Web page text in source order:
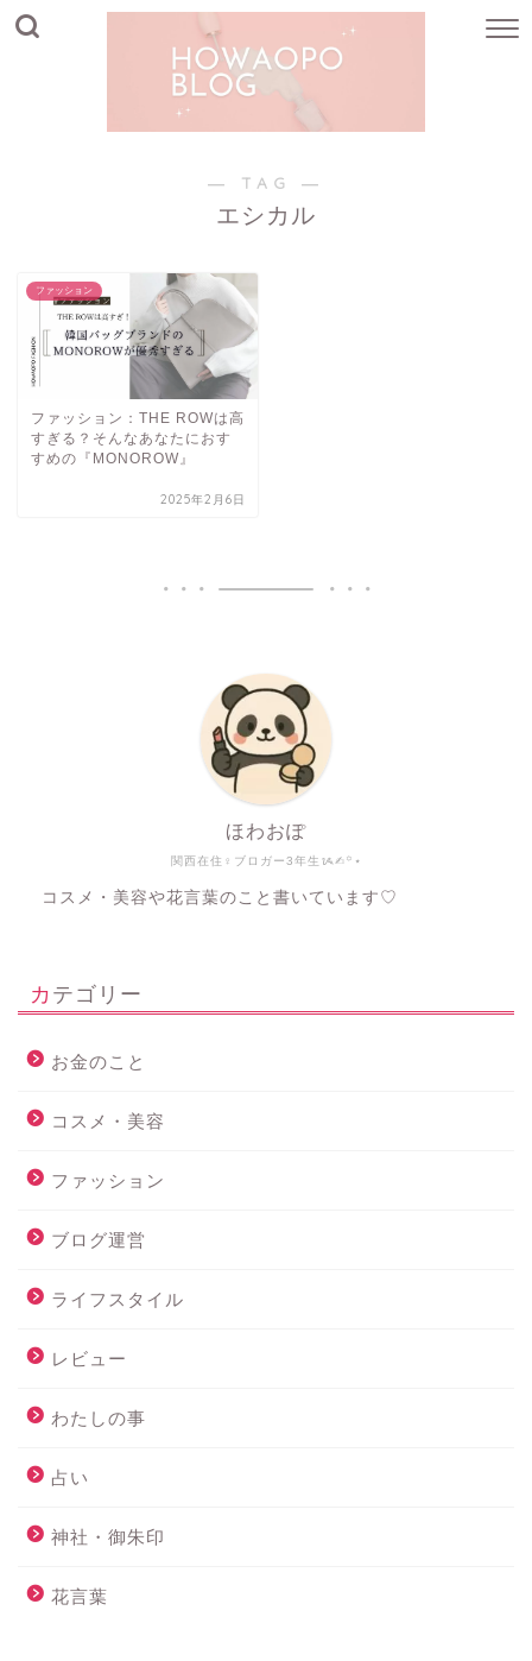
― TAG ―
エシカル
ファッション
ファッション：THE ROWは高
すぎる？そんなあなたにおす
すめの『MONOROW』
2025年2月6日
関西在住♀ブロガー3年生ᝰ✍︎꙳⋆
ほわおぽ
コスメ・美容や花言葉のこと書いています♡
カテゴリー
お金のこと
コスメ・美容
ファッション
ブログ運営
ライフスタイル
レビュー
わたしの事
占い
神社・御朱印
花言葉